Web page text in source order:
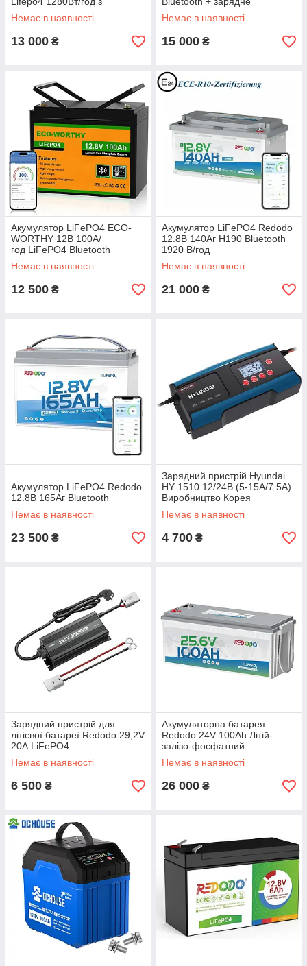
Блютусом
Немає в наявності
13 000 ₴
Немає в наявності
15 000 ₴
Акумулятор LiFePO4 ECO-
WORTHY 12В 100А/
год LiFePO4 Bluetooth
Немає в наявності
12 500 ₴
Акумулятор LiFePO4 Redodo
12.8В 140Аг H190 Bluetooth
1920 В/год
Немає в наявності
21 000 ₴
Акумулятор LiFePO4 Redodo
12.8В 165Аг Bluetooth
Немає в наявності
23 500 ₴
Зарядний пристрій Hyundai
HY 1510 12/24В (5-15A/7.5A)
Виробництво Корея
Немає в наявності
4 700 ₴
Зарядний пристрій для
літієвої батареї Redodo 29,2V
20А LiFePO4
Немає в наявності
6 500 ₴
Акумуляторна батарея
Redodo 24V 100Ah Літій-
залізо-фосфатний
акумулятор Lifepo4 2560 Wh.
Виготовлено на німецький
Немає в наявності
26 000 ₴